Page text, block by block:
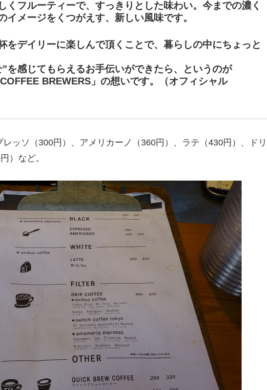
くフルーティーで、すっきりとした味わい。今までの濃く
イメージをくつがえす、新しい風味です。
をデイリーに楽しんで頂くことで、暮らしの中にちょっと
”を感じてもらえるお手伝いができたら、というのが
BREWERS」の想いです。（オフィシャル
レッソ（300円）、アメリカーノ（360円）、ラテ（430円）、ドリ
）など。